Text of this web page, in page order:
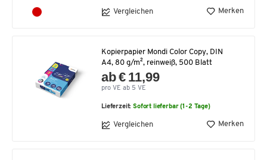
Vergleichen Merken
Kopierpapier Mondi Color Copy, DIN
A4, 80 g/m², reinweiß, 500 Blatt
ab € 11,99
pro VE ab 5 VE
Lieferzeit:Sofort lieferbar (1-2 Tage)
Vergleichen Merken